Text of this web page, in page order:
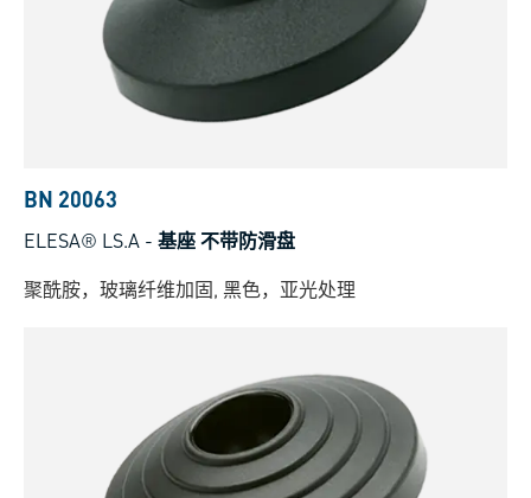
BN 20063
ELESA® LS.A - 基座 不带防滑盘
聚酰胺，玻璃纤维加固, 黑色，亚光处理